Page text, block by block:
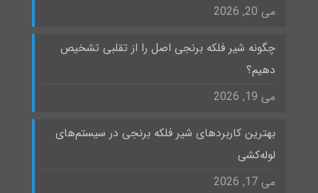
می 20, 2026
چگونه شیر فلکه برنجی اصل را از تقلبی تشخیص
دهیم؟
می 19, 2026
بهترین کاربردهای شیر فلکه برنجی در سیستم‌های
لوله‌کشی
می 17, 2026